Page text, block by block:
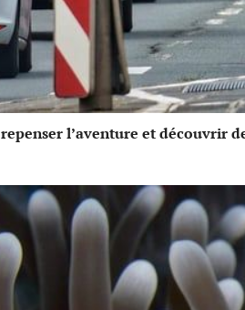
l’aventure et découvrir